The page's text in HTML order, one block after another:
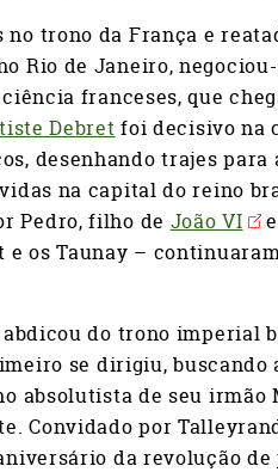
trono da França e
Rio de Janeiro,
franceses, que
Debret foi decisivo na
desenhando trajes para
na capital do reino
Pedro, filho de João VI
e
e os Taunay –
abdicou do trono imperial
se dirigiu,
absolutista de seu
Convidado por
da revolução